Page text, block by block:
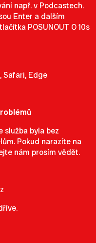
např. v Podcastech.
Enter a dalším
POSUNOUT O 10s
Safari, Edge
služba byla bez
Pokud narazíte na
nám prosím vědět.